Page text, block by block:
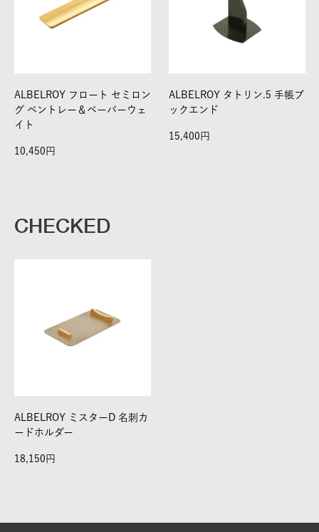
ALBELROY フロート セミロン
グ ペントレー＆ペーパーウェ
イト
10,450
ALBELROY タトリン.5 手帳ブ
ックエンド
15,400
CHECKED
ALBELROY ミスターD 名刺カ
ードホルダー
18,150